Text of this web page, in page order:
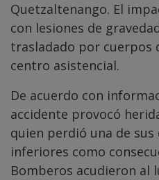
Quetzaltenango. El
con lesiones de
trasladado por cuerpos
centro asistencial.
De acuerdo con
accidente provocó
quien perdió una de
inferiores como
Bomberos acudieron al